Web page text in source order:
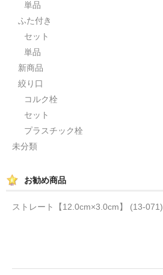
単品
ふた付き
セット
単品
新商品
絞り口
コルク栓
セット
プラスチック栓
未分類
お勧め商品
ストレート【12.0cm×3.0cm】 (13-071)